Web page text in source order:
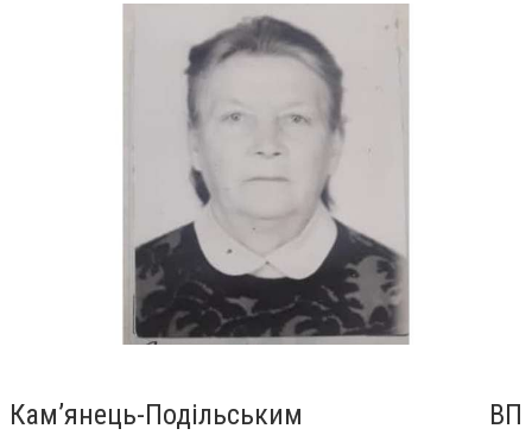
Кам’янець-Подільським ВП